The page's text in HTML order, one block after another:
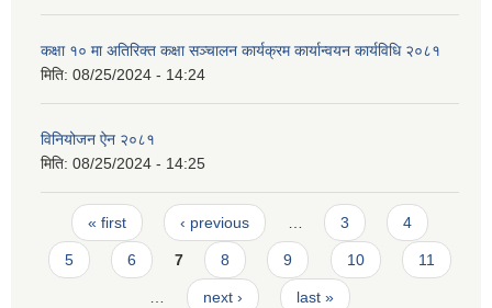
कक्षा १० मा अतिरिक्त कक्षा‌ सञ्चालन कार्यक्रम कार्यान्वयन कार्यविधि २०८१
मिति: 08/25/2024 - 14:24
विनियोजन ऐन २०८१
मिति: 08/25/2024 - 14:25
Pages
« first ‹ previous … 3 4
5 6 7 8 9 10 11
… next › last »